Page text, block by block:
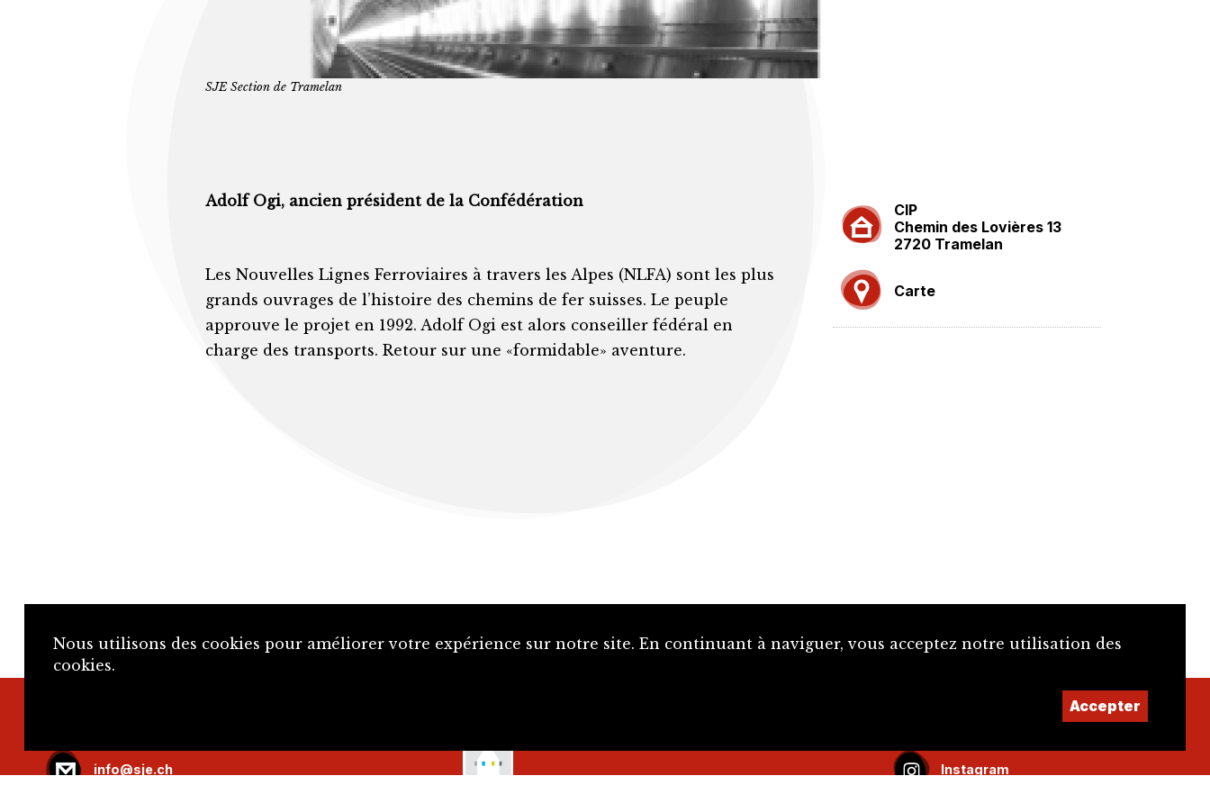
SJE Section de Tramelan
Adolf Ogi, ancien président de la Confédération
Les Nouvelles Lignes Ferroviaires à travers les Alpes (NLFA) sont les plus
grands ouvrages de l’histoire des chemins de fer suisses. Le peuple
approuve le projet en 1992. Adolf Ogi est alors conseiller fédéral en
charge des transports. Retour sur une «formidable» aventure.
CIP
Chemin des Lovières 13
2720 Tramelan
Carte
info@sje.ch Instagram
Nous utilisons des cookies pour améliorer votre expérience sur notre site. En continuant à naviguer, vous acceptez notre utilisation des
cookies.
Accepter